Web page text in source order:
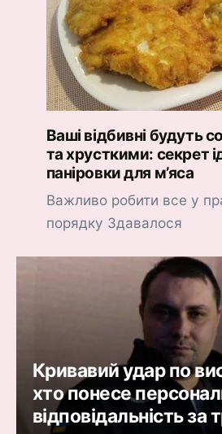
Ваші відбивні будуть
та хрусткими: секрет
паніровки для м’яса
Важливо робити все у
порядку Здавалося
Кривавий удар по
хто понесе
відповідальність за